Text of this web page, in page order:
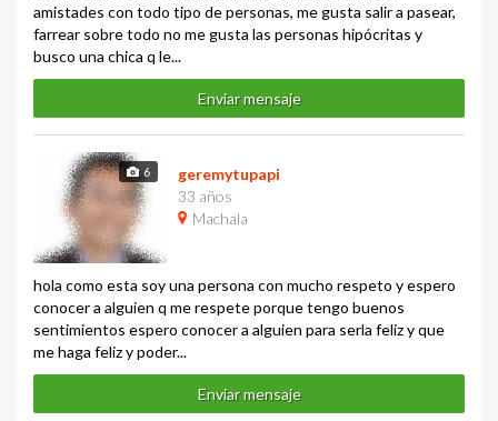
amistades con todo tipo de personas, me gusta salir a pasear,
farrear sobre todo no me gusta las personas hipócritas y
busco una chica q le...
Enviar mensaje
6
geremytupapi
33 años
Machala
hola como esta soy una persona con mucho respeto y espero
conocer a alguien q me respete porque tengo buenos
sentimientos espero conocer a alguien para serla feliz y que
me haga feliz y poder...
Enviar mensaje